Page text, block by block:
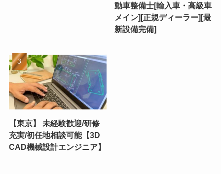
動車整備士[輸入車・高級車
メイン][正規ディーラー][最
新設備完備]
【東京】 未経験歓迎/研修
充実/初任地相談可能【3D
CAD機械設計エンジニア】